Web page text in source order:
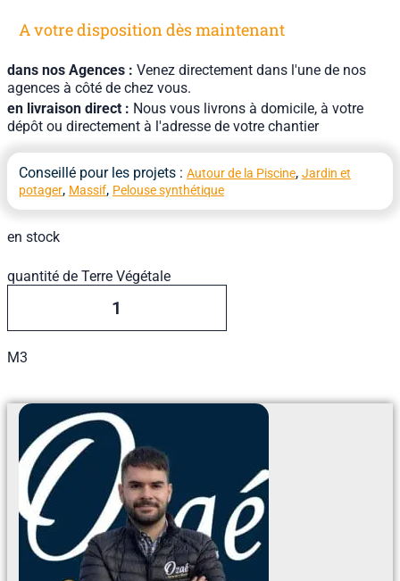
A votre disposition dès maintenant
dans nos Agences : Venez directement dans l'une de nos
agences à côté de chez vous.
en livraison direct : Nous vous livrons à domicile, à votre
dépôt ou directement à l'adresse de votre chantier
Conseillé pour les projets : Autour de la Piscine, Jardin et
potager, Massif, Pelouse synthétique
en stock
quantité de Terre Végétale
M3